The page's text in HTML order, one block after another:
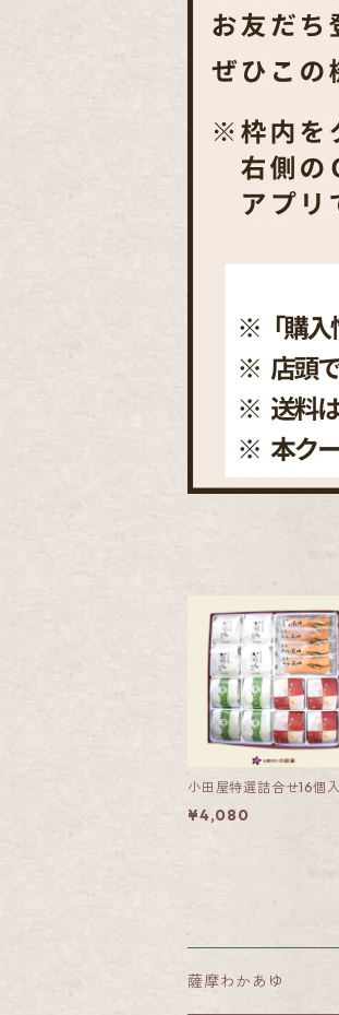
小田屋特選詰合せ16個入
¥4,080
薩摩わかあゆ